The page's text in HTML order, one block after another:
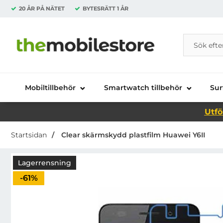
20 ÅR PÅ NÄTET BYTESRÄTT 1 ÅR
Startsidan för Danira Telecom AB
Sök
Sök på
Mobiltillbehör Smartwatch tillbehör
Startsidan Clear skärmskydd plastfilm Huawei Y6II
Lagerrensning
Priset är nedsatt med
-61%